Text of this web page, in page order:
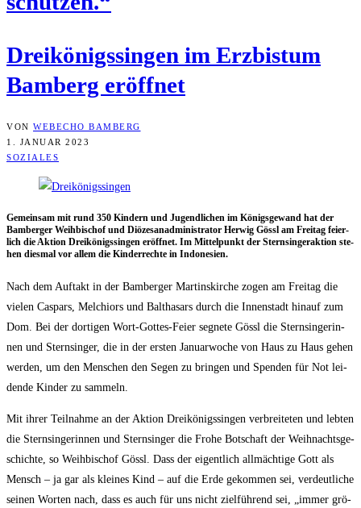
Drei­kö­nigs­sin­gen im Erz­bis­tum
Bam­berg eröffnet
VON WEBECHO BAMBERG
1. JANUAR 2023
SOZIALES
Gemein­sam mit rund 350 Kin­dern und Jugend­li­chen im Königs­ge­wand hat der
Bam­ber­ger Weih­bi­schof und Diö­ze­san­ad­mi­nis­tra­tor Her­wig Gössl am Frei­tag fei­er­
lich die Akti­on Drei­kö­nigs­sin­gen eröff­net. Im Mit­tel­punkt der Stern­sin­ger­ak­ti­on ste­
hen dies­mal vor allem die Kin­der­rech­te in Indonesien.
Nach dem Auf­takt in der Bam­ber­ger Mar­tins­kir­che zogen am Frei­tag die
vie­len Cas­pars, Mel­chi­ors und Bal­tha­sars durch die Innen­stadt hin­auf zum
Dom. Bei der dor­ti­gen Wort-Got­tes-Fei­er seg­ne­te Gössl die Stern­sin­ge­rin­
nen und Stern­sin­ger, die in der ers­ten Janu­ar­wo­che von Haus zu Haus gehen
wer­den, um den Men­schen den Segen zu brin­gen und Spen­den für Not lei­
den­de Kin­der zu sammeln.
Mit ihrer Teil­nah­me an der Akti­on Drei­kö­nigs­sin­gen ver­brei­te­ten und leb­ten
die Stern­sin­ge­rin­nen und Stern­sin­ger die Fro­he Bot­schaft der Weih­nachts­ge­
schich­te, so Weih­bi­schof Gössl. Dass der eigent­lich all­mäch­ti­ge Gott als
Mensch – ja gar als klei­nes Kind – auf die Erde gekom­men sei, ver­deut­li­che
sei­nen Wor­ten nach, dass es auch für uns nicht ziel­füh­rend sei, „immer grö­